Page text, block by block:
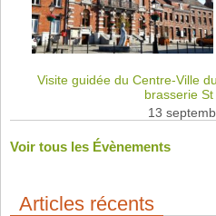
Visite guidée du Centre-Ville
brasserie
13
Voir tous les Évènements
Articles récents